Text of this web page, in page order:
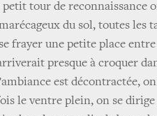
tour de reconnaissance
du sol, toutes les
frayer une petite place entre
presque à croquer
est décontractée,
le ventre plein, on se dirige